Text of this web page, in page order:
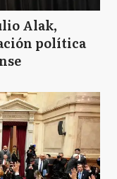
Alak,
política